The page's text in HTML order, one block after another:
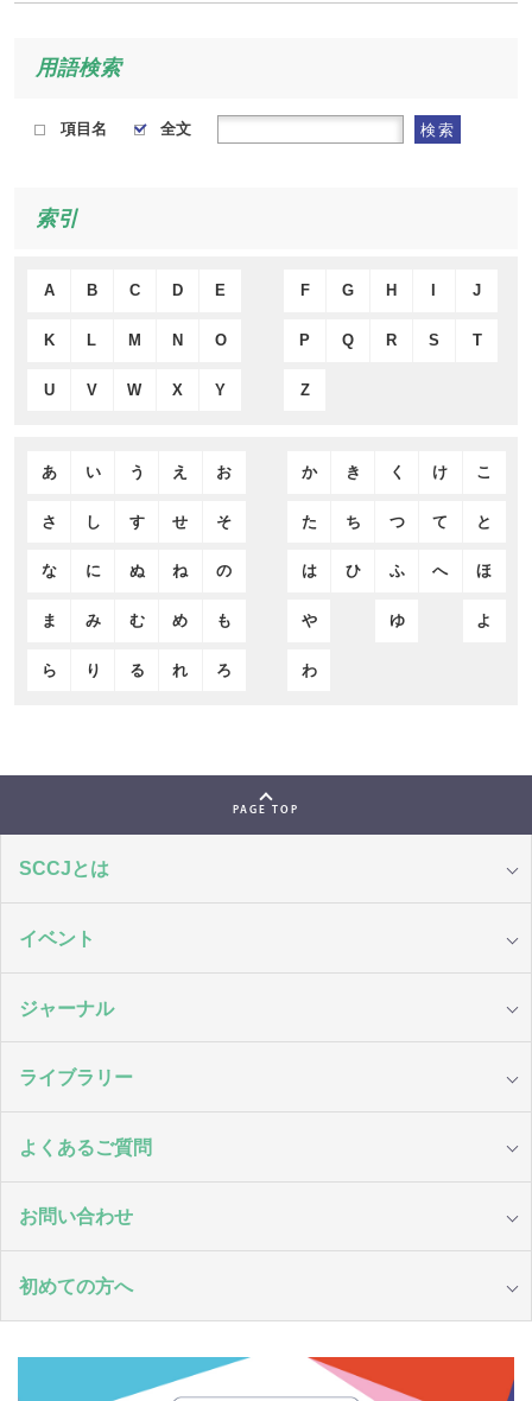
用語検索
項目名 全文 検索
索引
A B C D E F G H J
K L M N O P Q R S T
U V W X Y Z
あ い う え お か き く け こ
さ し す せ そ た ち つ て と
な に ぬ ね の は ひ ふ へ ほ
ま み む め も や ゆ よ
ら り る れ ろ わ
PAGE TOP
SCCJとは
イベント
ジャーナル
ライブラリー
よくあるご質問
お問い合わせ
初めての方へ